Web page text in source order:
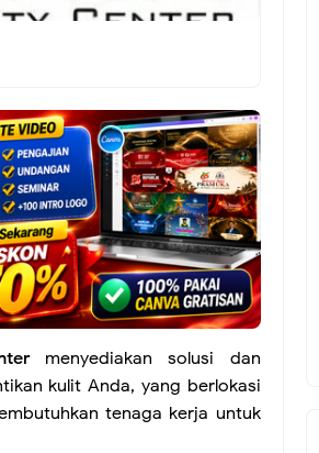
menyediakan solusi dan
kulit Anda, yang berlokasi
tenaga kerja untuk